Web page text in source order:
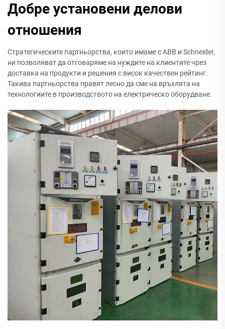
Добре установени делови
отношения
Стратегическите партньорства, които имаме с ABB и Schneider,
ни позволяват да отговаряме на нуждите на клиентите чрез
доставка на продукти и решения с висок качествен рейтинг.
Такива партньорства правят лесно да сме на връхлята на
технологиите в производството на електрическо оборудване.